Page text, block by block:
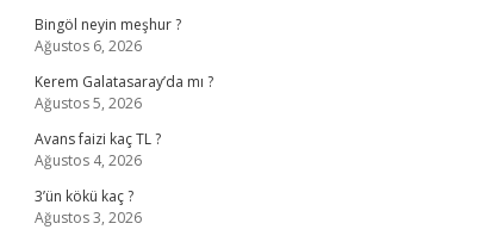
Bingöl neyin meşhur ?
Ağustos 6, 2026
Kerem Galatasaray’da mı ?
Ağustos 5, 2026
Avans faizi kaç TL ?
Ağustos 4, 2026
3’ün kökü kaç ?
Ağustos 3, 2026